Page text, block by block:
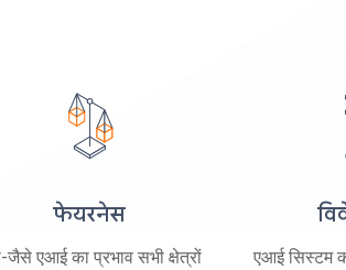
फेयरनेस
एआई का प्रभाव सभी क्षेत्रों
एआई सिस्टम